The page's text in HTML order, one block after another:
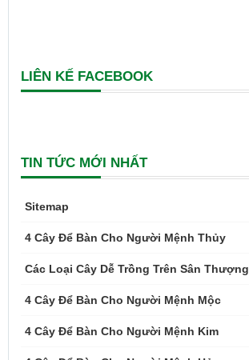
LIÊN KẾ FACEBOOK
TIN TỨC MỚI NHẤT
Sitemap
4 Cây Để Bàn Cho Người Mệnh Thủy
Các Loại Cây Dễ Trồng Trên Sân Thượng
4 Cây Để Bàn Cho Người Mệnh Mộc
4 Cây Để Bàn Cho Người Mệnh Kim